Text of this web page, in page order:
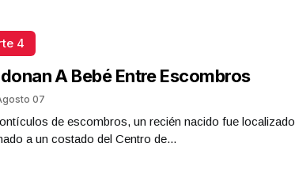
4
A Bebé Entre Escombros
07
de escombros, un recién nacido fue localizado
a un costado del Centro de...